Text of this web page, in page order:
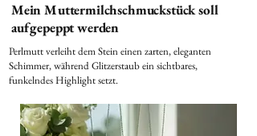
Mein Muttermilchschmuckstück soll
aufgepeppt werden
Perlmutt verleiht dem Stein einen zarten, eleganten
Schimmer, während Glitzerstaub ein sichtbares,
funkelndes Highlight setzt.